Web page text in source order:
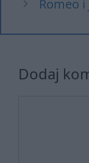
Romeo
Dodaj